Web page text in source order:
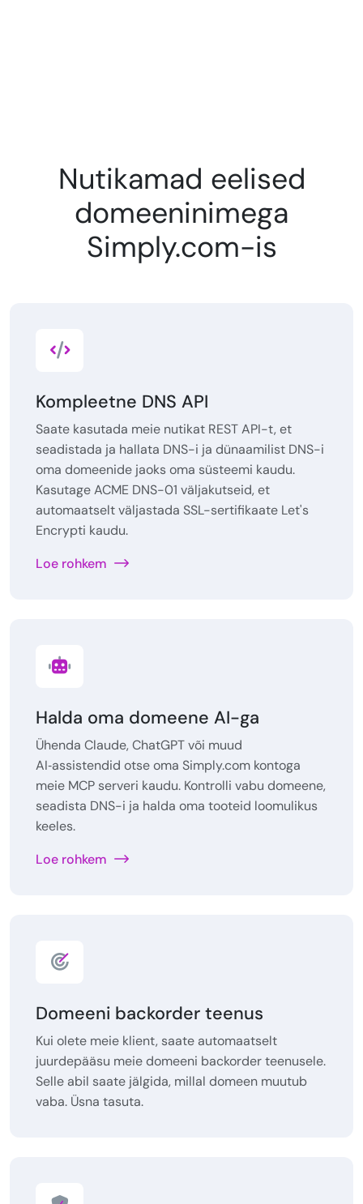
Nutikamad eelised
domeeninimega
Simply.com-is
Kompleetne DNS API
Saate kasutada meie nutikat REST API-t, et
seadistada ja hallata DNS-i ja dünaamilist DNS-i
oma domeenide jaoks oma süsteemi kaudu.
Kasutage ACME DNS-01 väljakutseid, et
automaatselt väljastada SSL-sertifikaate Let's
Encrypti kaudu.
Loe rohkem
Halda oma domeene AI-ga
Ühenda Claude, ChatGPT või muud
AI‑assistendid otse oma Simply.com kontoga
meie MCP serveri kaudu. Kontrolli vabu domeene,
seadista DNS-i ja halda oma tooteid loomulikus
keeles.
Loe rohkem
Domeeni backorder teenus
Kui olete meie klient, saate automaatselt
juurdepääsu meie domeeni backorder teenusele.
Selle abil saate jälgida, millal domeen muutub
vaba. Üsna tasuta.